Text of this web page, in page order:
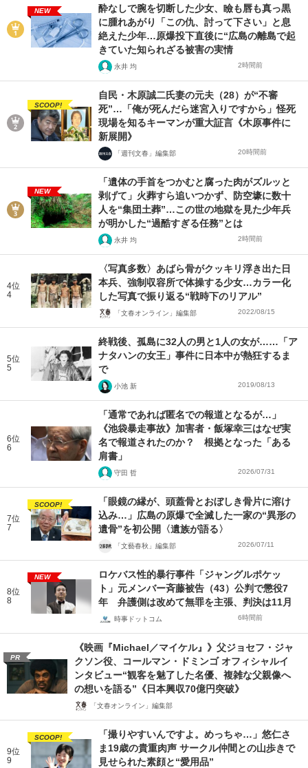
NEW
酔なしで腕を切断した少女、瞼も唇も真っ黒
に腫れあがり「この仇、討って下さい」と息
絶えた少年…原爆投下直後に“広島の離島で起
きていた知られざる被害の実情
永井 均 2時間前
SCOOP!
自民・木原誠二氏妻の元夫（28）が“不審
死”…「俺が死んだら迷宮入りですから」怪死
現場を知るキーマンが重大証言《木原事件に
新展開》
「週刊文春」編集部 20時間前
NEW
「遺体の手首をつかむと腐った肉がズルッと
剥げて」火葬すら追いつかず、防空壕に数十
人を“集団土葬”…この世の地獄を見た少年兵
が明かした“過酷すぎる任務”とは
永井 均 2時間前
4位
4
〈写真多数〉あばら骨がクッキリ浮き出た日
本兵、強制収容所で体操する少女…カラー化
した写真で振り返る“戦時下のリアル”
「文春オンライン」編集部 2022/08/15
5位
5
終戦後、孤島に32人の男と1人の女が……「ア
ナタハンの女王」事件に日本中が熱狂するま
で
小池 新 2019/08/13
6位
6
「通常であれば匿名での報道となるが…」
《池袋暴走事故》加害者・飯塚幸三はなぜ実
名で報道されたのか？ 根拠となった「ある
肩書」
守田 哲 2026/07/31
7位
7
SCOOP!
「眼鏡の縁が、頭蓋骨とおぼしき骨片に溶け
込み…」広島の原爆で全滅した一家の“異形の
遺骨”を初公開〈遺族が語る〉
「文藝春秋」編集部 2026/07/11
8位
8
NEW
ロケバス性的暴行事件「ジャングルポケッ
ト」元メンバー斉藤被告（43）公判で懲役7
年 弁護側は改めて無罪を主張、判決は11月
時事ドットコム 6時間前
PR
《映画『Michael／マイケル』》父ジョセフ・ジャ
クソン役、コールマン・ドミンゴ オフィシャルイ
ンタビュー“観客を魅了した名優、複雑な父親像へ
の想いを語る”《日本興収70億円突破》
「文春オンライン」編集部
9位
9
SCOOP!
「撮りやすいんですよ。めっちゃ…」悠仁さ
ま19歳の貴重肉声 サークル仲間との山歩きで
見せられた素顔と“愛用品”